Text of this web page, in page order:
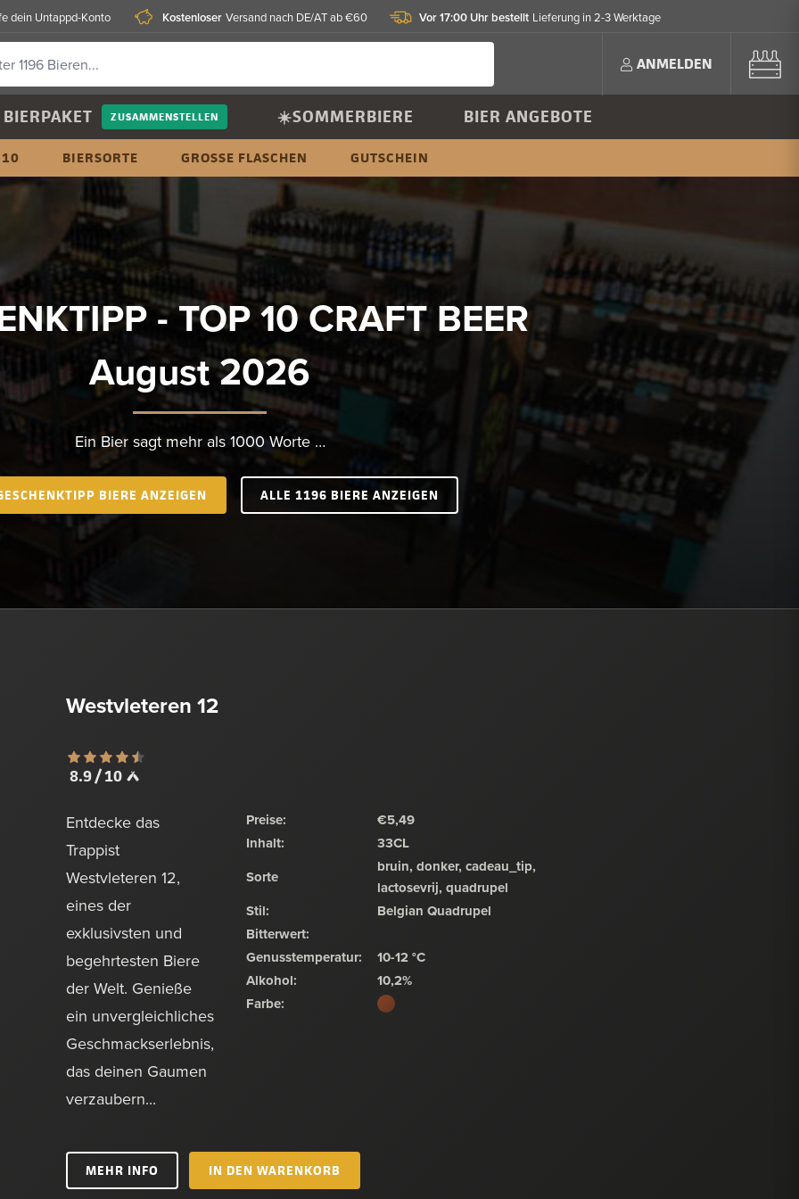
dein Untappd-Konto Kostenloser Versand nach DE/AT ab €60 Vor 17:00 Uhr bestellt Lieferung in 2-3 Werktage
ANMELDEN
BIERPAKET ZUSAMMENSTELLEN ☀️SOMMERBIERE BIER ANGEBOTE
BIERSORTE GROSSE FLASCHEN GUTSCHEIN
- TOP 10 CRAFT BEER
August 2026
Ein Bier sagt mehr als 1000 Worte …
BIERE ANZEIGEN ALLE 1196 BIERE ANZEIGEN
Westvleteren 12
8.9 / 10
Entdecke das
Trappist
Westvleteren 12,
eines der
exklusivsten und
begehrtesten Biere
der Welt. Genieße
ein unvergleichliches
Geschmackserlebnis,
das deinen Gaumen
verzaubern...
Preise:
€5,49
Inhalt:
33CL
Sorte
bruin, donker, cadeau_tip,
lactosevrij, quadrupel
Stil:
Belgian Quadrupel
Bitterwert:
Genusstemperatur:
10-12 °C
Alkohol:
10,2%
Farbe:
MEHR INFO IN DEN WARENKORB